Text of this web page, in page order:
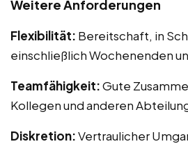
Weitere Anforderungen
Flexibilität: Bereitschaft, in
einschließlich Wochenenden
Teamfähigkeit:Gute
Kollegen und anderen
Diskretion:Vertraulicher